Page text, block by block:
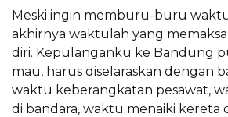
Meski ingin memburu-buru
akhirnya waktulah yang
diri. Kepulanganku ke Bandung
mau, harus diselaraskan dengan
waktu keberangkatan pesawat,
di bandara, waktu menaiki kereta